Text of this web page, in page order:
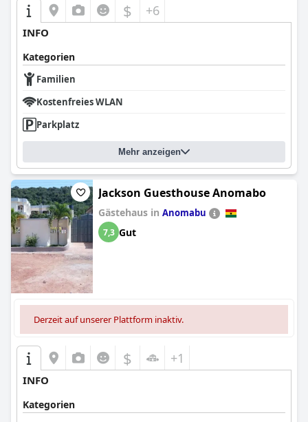
$ +6
INFO
Kategorien
Familien
Kostenfreies WLAN
Parkplatz
Mehr anzeigen
Jackson Guesthouse Anomabo
Gästehaus in Anomabu
7,3 Gut
Derzeit auf unserer Plattform inaktiv.
$ +1
INFO
Kategorien